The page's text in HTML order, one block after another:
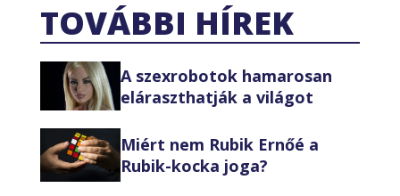
TOVÁBBI HÍREK
A szexrobotok hamarosan
eláraszthatják a világot
Miért nem Rubik Ernőé a
Rubik-kocka joga?